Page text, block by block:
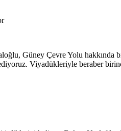
Güney Çevre Yolu hakkında
Viyadükleriyle beraber